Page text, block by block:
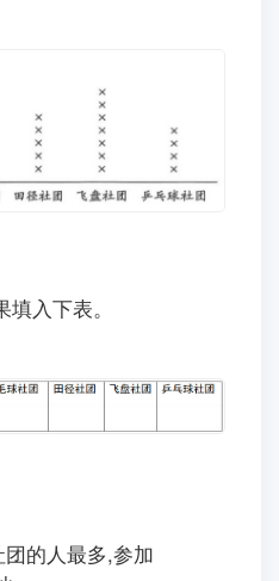
入下表。
人最多,参加